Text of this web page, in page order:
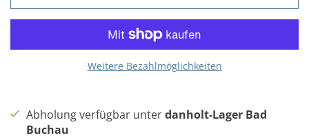
Weitere Bezahlmöglichkeiten
Abholung verfügbar unterdanholt-Lager Bad
Buchau